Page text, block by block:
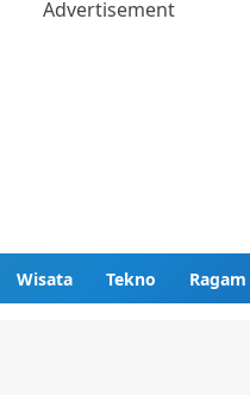
Wisata Tekno Ragam